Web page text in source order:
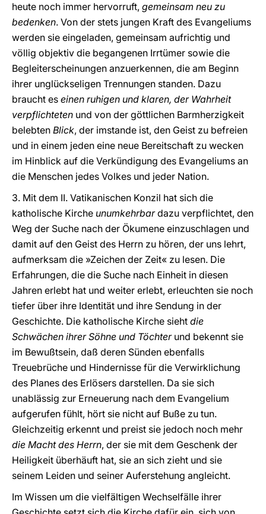
heute noch immer hervorruft, gemeinsam neu zu
bedenken. Von der stets jungen Kraft des Evangeliums
werden sie eingeladen, gemeinsam aufrichtig und
völlig objektiv die begangenen Irrtümer sowie die
Begleiterscheinungen anzuerkennen, die am Beginn
ihrer unglückseligen Trennungen standen. Dazu
braucht es einen ruhigen und klaren, der Wahrheit
verpflichteten und von der göttlichen Barmherzigkeit
belebten Blick, der imstande ist, den Geist zu befreien
und in einem jeden eine neue Bereitschaft zu wecken
im Hinblick auf die Verkündigung des Evangeliums an
die Menschen jedes Volkes und jeder Nation.
3. Mit dem II. Vatikanischen Konzil hat sich die
katholische Kirche unumkehrbardazu verpflichtet, den
Weg der Suche nach der Ökumene einzuschlagen und
damit auf den Geist des Herrn zu hören, der uns lehrt,
aufmerksam die »Zeichen der Zeit« zu lesen. Die
Erfahrungen, die die Suche nach Einheit in diesen
Jahren erlebt hat und weiter erlebt, erleuchten sie noch
tiefer über ihre Identität und ihre Sendung in der
Geschichte. Die katholische Kirche sieht die
Schwächen ihrer Söhne und Töchterund bekennt sie
im Bewußtsein, daß deren Sünden ebenfalls
Treuebrüche und Hindernisse für die Verwirklichung
des Planes des Erlösers darstellen. Da sie sich
unablässig zur Erneuerung nach dem Evangelium
aufgerufen fühlt, hört sie nicht auf Buße zu tun.
Gleichzeitig erkennt und preist sie jedoch noch mehr
die Macht des Herrn, der sie mit dem Geschenk der
Heiligkeit überhäuft hat, sie an sich zieht und sie
seinem Leiden und seiner Auferstehung angleicht.
Im Wissen um die vielfältigen Wechselfälle ihrer